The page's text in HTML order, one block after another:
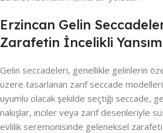
Erzincan Gelin
Zarafetin İncelikli
Gelin seccadeleri, genellikle gelinlerin
üzere tasarlanan zarif seccade
uyumlu olacak şekilde seçtiği seccade,
nakışlar, inciler veya zarif desenleriyle
evlilik seremonisinde geleneksel zarafeti